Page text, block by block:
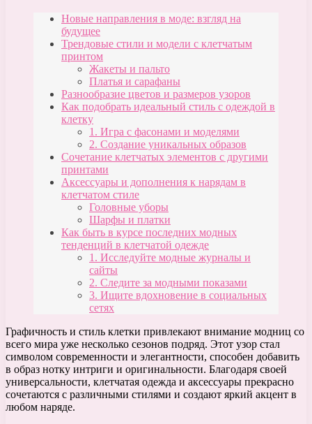
Новые направления в моде: взгляд на
будущее
Трендовые стили и модели с клетчатым
принтом
Жакеты и пальто
Платья и сарафаны
Разнообразие цветов и размеров узоров
Как подобрать идеальный стиль с одеждой в
клетку
1. Игра с фасонами и моделями
2. Создание уникальных образов
Сочетание клетчатых элементов с другими
принтами
Аксессуары и дополнения к нарядам в
клетчатом стиле
Головные уборы
Шарфы и платки
Как быть в курсе последних модных
тенденций в клетчатой одежде
1. Исследуйте модные журналы и
сайты
2. Следите за модными показами
3. Ищите вдохновение в социальных
сетях
Графичность и стиль клетки привлекают внимание модниц со
всего мира уже несколько сезонов подряд. Этот узор стал
символом современности и элегантности, способен добавить
в образ нотку интриги и оригинальности. Благодаря своей
универсальности, клетчатая одежда и аксессуары прекрасно
сочетаются с различными стилями и создают яркий акцент в
любом наряде.